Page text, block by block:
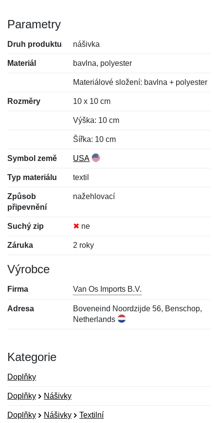
Parametry
Druh produktu nášivka
Materiál bavlna, polyester
Materiálové složení: bavlna + polyester
Rozměry 10 x 10 cm
Výška: 10 cm
Šířka: 10 cm
Symbol země USA
Typ materiálu textil
Způsob
připevnění
nažehlovací
Suchý zip ✖ ne
Záruka 2 roky
Výrobce
Firma Van Os Imports B.V.
Adresa
Boveneind Noordzijde 56, Benschop,
Netherlands
Kategorie
Doplňky
Doplňky Nášivky
Doplňky Nášivky Textilní